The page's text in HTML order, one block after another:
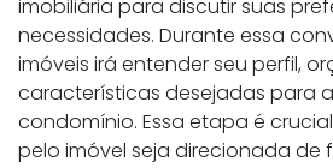
imobiliária para discutir suas
necessidades. Durante essa
imóveis irá entender seu perfil,
características desejadas para
condomínio. Essa etapa é
pelo imóvel seja direcionada de